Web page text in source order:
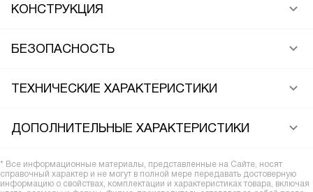
КОНСТРУКЦИЯ
БЕЗОПАСНОСТЬ
ТЕХНИЧЕСКИЕ ХАРАКТЕРИСТИКИ
ДОПОЛНИТЕЛЬНЫЕ ХАРАКТЕРИСТИКИ
* Все информационные материалы, представленные на Сайте, носят
справочный характер и не могут в полной мере передавать достоверную
информацию о свойствах, комплектации и характеристиках товара, включая